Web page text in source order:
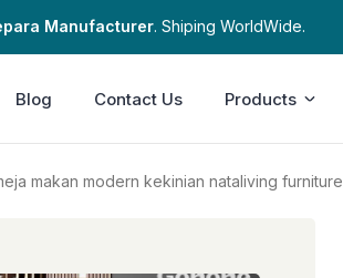
Manufacturer. Shiping WorldWide.
Blog Contact Us Products
makan modern kekinian nataliving furniture